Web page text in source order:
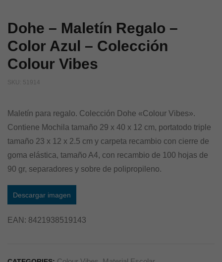
Dohe – Maletín Regalo –
Color Azul – Colección
Colour Vibes
SKU: 51914
Maletín para regalo. Colección Dohe «Colour Vibes».
Contiene Mochila tamaño 29 x 40 x 12 cm, portatodo triple
tamaño 23 x 12 x 2.5 cm y carpeta recambio con cierre de
goma elástica, tamaño A4, con recambio de 100 hojas de
90 gr, separadores y sobre de polipropileno.
Descargar imagen
EAN: 8421938519143